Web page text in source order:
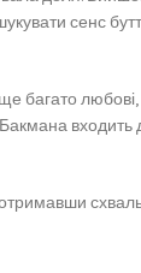
сенс
багато
входить